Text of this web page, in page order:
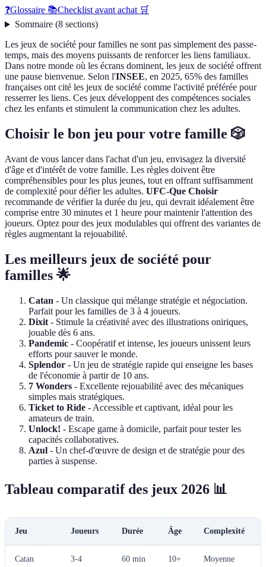
❓Glossaire 📚Checklist avant achat 🛒
Sommaire(8 sections)
Les jeux de société pour familles ne sont pas simplement des passe-
temps, mais des moyens puissants de renforcer les liens familiaux.
Dans notre monde où les écrans dominent, les jeux de société offrent
une pause bienvenue. Selon l'INSEE, en 2025, 65% des familles
françaises ont cité les jeux de société comme l'activité préférée pour
resserrer les liens. Ces jeux développent des compétences sociales
chez les enfants et stimulent la communication chez les adultes.
Choisir le bon jeu pour votre famille 🎲
Avant de vous lancer dans l'achat d'un jeu, envisagez la diversité
d'âge et d'intérêt de votre famille. Les règles doivent être
compréhensibles pour les plus jeunes, tout en offrant suffisamment
de complexité pour défier les adultes. UFC-Que Choisir
recommande de vérifier la durée du jeu, qui devrait idéalement être
comprise entre 30 minutes et 1 heure pour maintenir l'attention des
joueurs. Optez pour des jeux modulables qui offrent des variantes de
règles augmentant la rejouabilité.
Les meilleurs jeux de société pour
familles 🌟
Catan - Un classique qui mélange stratégie et négociation.
Parfait pour les familles de 3 à 4 joueurs.
Dixit - Stimule la créativité avec des illustrations oniriques,
jouable dès 6 ans.
Pandemic - Coopératif et intense, les joueurs unissent leurs
efforts pour sauver le monde.
Splendor - Un jeu de stratégie rapide qui enseigne les bases
de l'économie à partir de 10 ans.
7 Wonders - Excellente rejouabilité avec des mécaniques
simples mais stratégiques.
Ticket to Ride - Accessible et captivant, idéal pour les
amateurs de train.
Unlock! - Escape game à domicile, parfait pour tester les
capacités collaboratives.
Azul - Un chef-d'œuvre de design et de stratégie pour des
parties à suspense.
Tableau comparatif des jeux 2026 📊
Jeu Joueurs Durée Âge Complexité
Catan 3-4 60 min 10+ Moyenne